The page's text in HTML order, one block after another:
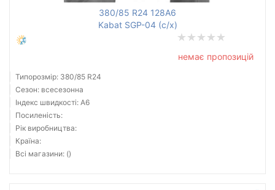
380/85 R24 128A6
Kabat SGP-04 (с/х)
немає пропозицій
Типорозмір: 380/85 R24
Сезон: всесезонна
Індекс швидкості: A6
Посиленість:
Рік виробництва:
Країна:
Всі магазини: ()